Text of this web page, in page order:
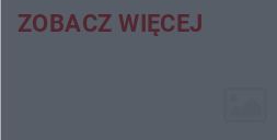
ZOBACZ WIĘCEJ